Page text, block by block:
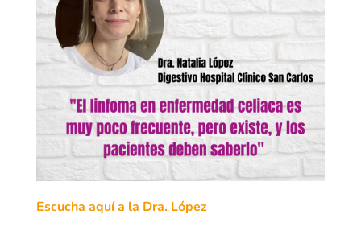
Escucha aquí a la Dra. López